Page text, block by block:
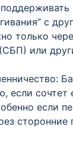
с
только
или
если сочтет
если